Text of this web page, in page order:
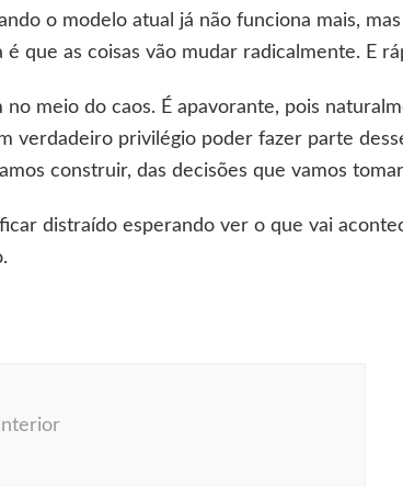
o modelo atual já não funciona mais,
é que as coisas vão mudar radicalmente. E
no meio do caos. É apavorante, pois
verdadeiro privilégio poder fazer parte
construir, das decisões que vamos
distraído esperando ver o que vai